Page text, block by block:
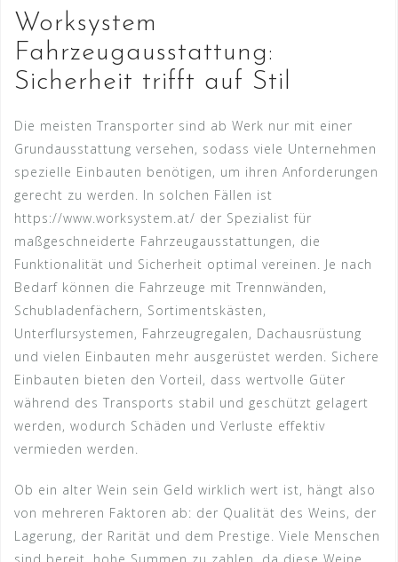
Worksystem
Fahrzeugausstattung:
Sicherheit trifft auf Stil
Die meisten Transporter sind ab Werk nur mit einer
Grundausstattung versehen, sodass viele Unternehmen
spezielle Einbauten benötigen, um ihren Anforderungen
gerecht zu werden. In solchen Fällen ist
https://www.worksystem.at/ der Spezialist für
maßgeschneiderte Fahrzeugausstattungen, die
Funktionalität und Sicherheit optimal vereinen. Je nach
Bedarf können die Fahrzeuge mit Trennwänden,
Schubladenfächern, Sortimentskästen,
Unterflursystemen, Fahrzeugregalen, Dachausrüstung
und vielen Einbauten mehr ausgerüstet werden. Sichere
Einbauten bieten den Vorteil, dass wertvolle Güter
während des Transports stabil und geschützt gelagert
werden, wodurch Schäden und Verluste effektiv
vermieden werden.
Ob ein alter Wein sein Geld wirklich wert ist, hängt also
von mehreren Faktoren ab: der Qualität des Weins, der
Lagerung, der Rarität und dem Prestige. Viele Menschen